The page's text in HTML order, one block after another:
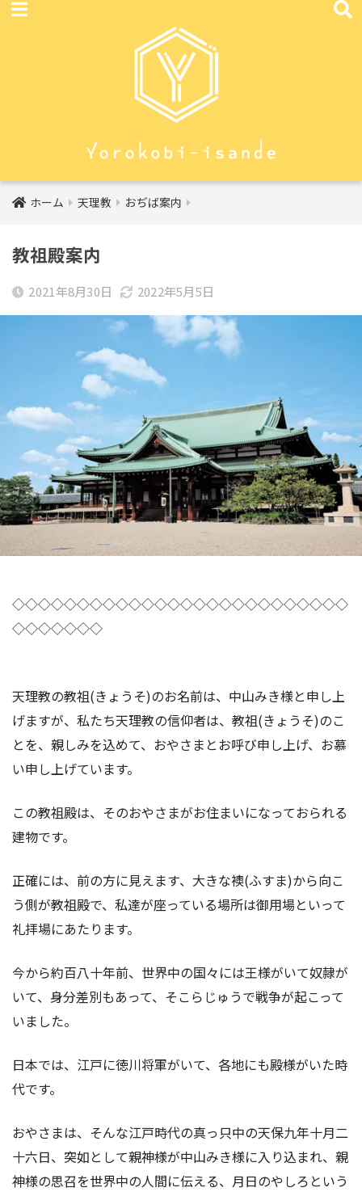
ホーム 天理教 おぢば案内
教祖殿案内
2021年8月30日 2022年5月5日
◇◇◇◇◇◇◇◇◇◇◇◇◇◇◇◇◇◇◇◇◇◇◇◇◇◇
◇◇◇◇◇◇◇
天理教の教祖(きょうそ)のお名前は、中山みき様と申し上
げますが、私たち天理教の信仰者は、教祖(きょうそ)のこ
とを、親しみを込めて、おやさまとお呼び申し上げ、お慕
い申し上げています。
この教祖殿は、そのおやさまがお住まいになっておられる
建物です。
正確には、前の方に見えます、大きな襖(ふすま)から向こ
う側が教祖殿で、私達が座っている場所は御用場といって
礼拝場にあたります。
今から約百八十年前、世界中の国々には王様がいて奴隷が
いて、身分差別もあって、そこらじゅうで戦争が起こって
いました。
日本では、江戸に徳川将軍がいて、各地にも殿様がいた時
代です。
おやさまは、そんな江戸時代の真っ只中の天保九年十月二
十六日、突如として親神様が中山みき様に入り込まれ、親
神様の思召を世界中の人間に伝える、月日のやしろという